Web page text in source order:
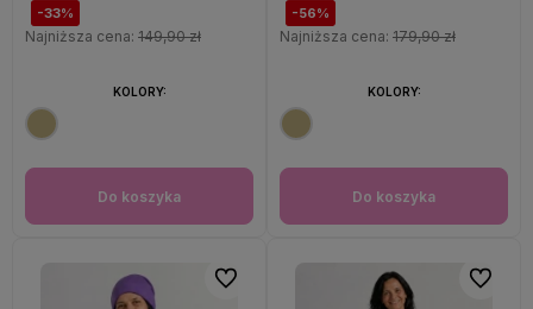
-33%
Najniższa cena: 149,90 zł
Do koszyka
KOLORY:
-56%
Najniższa cena: 179,90 zł
Do koszyka
KOLORY:
Do ulubionych Do